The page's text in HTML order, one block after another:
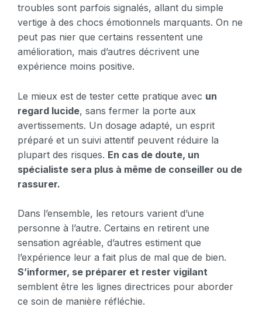
troubles sont parfois signalés, allant du simple
vertige à des chocs émotionnels marquants. On ne
peut pas nier que certains ressentent une
amélioration, mais d’autres décrivent une
expérience moins positive.
Le mieux est de tester cette pratique avec un
regard lucide, sans fermer la porte aux
avertissements. Un dosage adapté, un esprit
préparé et un suivi attentif peuvent réduire la
plupart des risques. En cas de doute, un
spécialiste sera plus à même de conseiller ou de
rassurer.
Dans l’ensemble, les retours varient d’une
personne à l’autre. Certains en retirent une
sensation agréable, d’autres estiment que
l’expérience leur a fait plus de mal que de bien.
S’informer, se préparer et rester vigilant
semblent être les lignes directrices pour aborder
ce soin de manière réfléchie.